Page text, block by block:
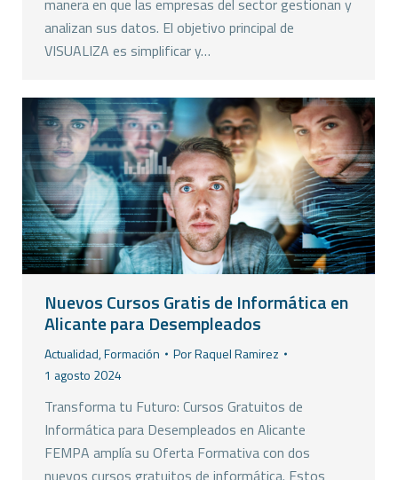
manera en que las empresas del sector gestionan y
analizan sus datos. El objetivo principal de
VISUALIZA es simplificar y…
Nuevos Cursos Gratis de Informática en
Alicante para Desempleados
Actualidad,Formación PorRaquel Ramirez
1 agosto 2024
Transforma tu Futuro: Cursos Gratuitos de
Informática para Desempleados en Alicante
FEMPA amplía su Oferta Formativa con dos
nuevos cursos gratuitos de informática. Estos